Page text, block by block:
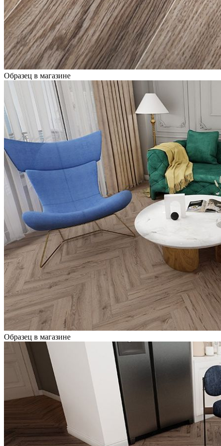
Образец в магазине
Образец в магазине